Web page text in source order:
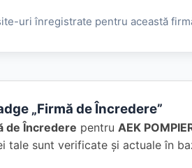
uri înregistrate pentru această
„Firmă de Încredere”
de Încredere pentru AEK
sunt verificate și actuale în